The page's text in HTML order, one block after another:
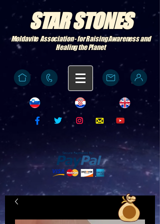
STAR STONES
Moldavite Association - for Raising Awareness and
Healing the Planet